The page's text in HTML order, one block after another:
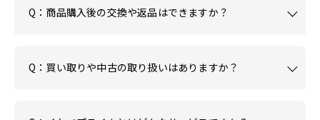
Q：商品購入後の交換や返品はできますか？
Q：買い取りや中古の取り扱いはありますか？